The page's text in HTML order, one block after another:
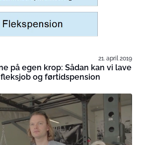
21. april 2019
på egen krop: Sådan kan vi lave
og førtidspension